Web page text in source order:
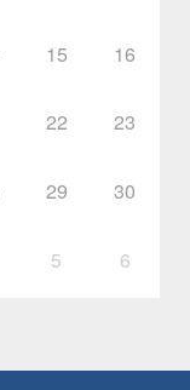
15 16
22 23
29 30
5 6